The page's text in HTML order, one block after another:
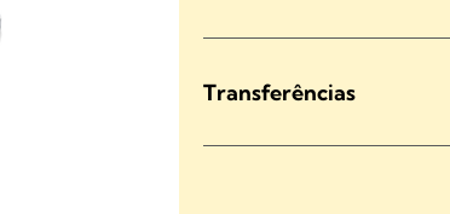
Transferências